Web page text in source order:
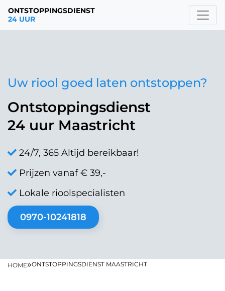
ONTSTOPPINGSDIENST
24 UUR
Uw riool goed laten ontstoppen?
Ontstoppingsdienst
24 uur Maastricht
24/7, 365 Altijd bereikbaar!
Prijzen vanaf € 39,-
Lokale rioolspecialisten
0970-10241818
HOME»ONTSTOPPINGSDIENST MAASTRICHT